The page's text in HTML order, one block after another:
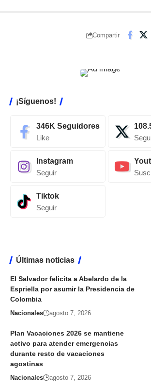
Compartir
¡Síguenos!
346K Seguidores
Like
Instagram
Seguir
Tiktok
Seguir
Últimas noticias
El Salvador felicita a Abelardo de la
Espriella por asumir la Presidencia de
Colombia
Nacionales agosto 7, 2026
Plan Vacaciones 2026 se mantiene
activo para atender emergencias
durante resto de vacaciones
agostinas
Nacionales agosto 7, 2026